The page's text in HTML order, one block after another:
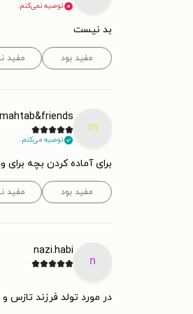
توصیه نمی‌کنم.
بد نیست
مفید بود مفید
m
mahtab&friends
توصیه می‌کنم.
برای آماده کردن بچه
مفید بود مفید
n
nazi.habi
در مورد تولد فرزند تازس